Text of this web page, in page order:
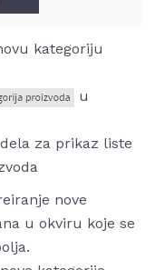
kategoriju
u
za prikaz liste
nove
u okviru koje se